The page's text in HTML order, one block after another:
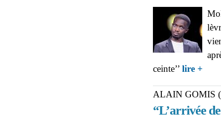
ceinte’’ lire +
ALAIN GOMIS
“L’arrivée